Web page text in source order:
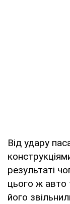
Від удару
результаті
цього ж авто
його